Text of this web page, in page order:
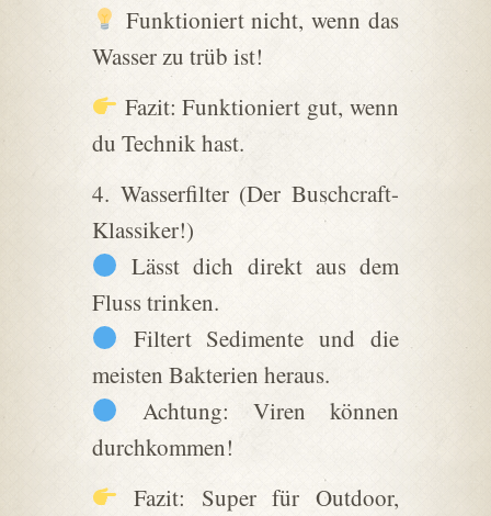
Funktioniert nicht, wenn das
Wasser zu trüb ist!
Fazit: Funktioniert gut, wenn
du Technik hast.
4. Wasserfilter (Der Buschcraft-
Klassiker!)
Lässt dich direkt aus dem
Fluss trinken.
Filtert Sedimente und die
meisten Bakterien heraus.
Achtung: Viren können
durchkommen!
Fazit: Super für Outdoor,